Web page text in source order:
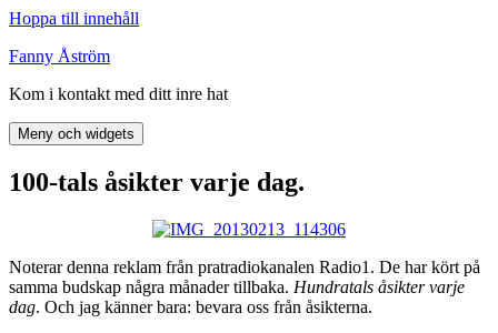
Hoppa till innehåll
Fanny Åström
Kom i kontakt med ditt inre hat
Meny och widgets
100-tals åsikter varje dag.
Noterar denna reklam från pratradiokanalen Radio1. De har kört på
samma budskap några månader tillbaka. Hundratals åsikter varje
dag. Och jag känner bara: bevara oss från åsikterna.